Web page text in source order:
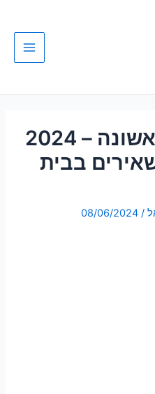
סקר ההדחה הראשונה – 2024
בבית
/
08/06/2024